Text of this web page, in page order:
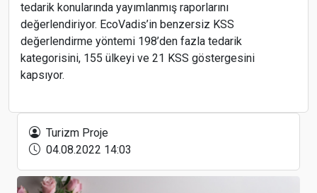
tedarik konularında yayımlanmış raporlarını
değerlendiriyor. EcoVadis’in benzersiz KSS
değerlendirme yöntemi 198’den fazla tedarik
kategorisini, 155 ülkeyi ve 21 KSS göstergesini
kapsıyor.
Turizm Proje
04.08.2022 14:03
EMITT sona erdi